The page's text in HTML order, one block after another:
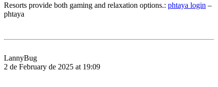
Resorts provide both gaming and relaxation options.: phtaya login –
phtaya
LannyBug
2 de February de 2025 at 19:09